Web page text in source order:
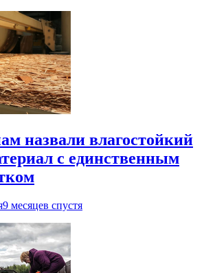
назвали влагостойкий
с единственным
9 месяцев спустя